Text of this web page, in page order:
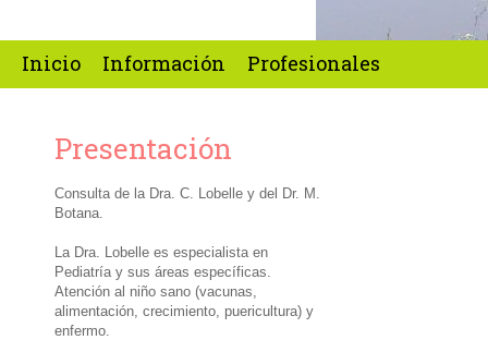
Inicio Información Profesionales
Presentación
Consulta de la Dra. C. Lobelle y del Dr. M.
Botana.
La Dra. Lobelle es especialista en
Pediatría y sus áreas específicas.
Atención al niño sano (vacunas,
alimentación, crecimiento, puericultura) y
enfermo.